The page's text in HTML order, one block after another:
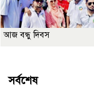
আজ বন্ধু দিবস
সর্বশেষ